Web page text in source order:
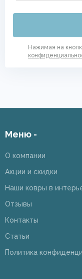
Нажимая на
Меню -
О компании
Акции и скидки
Наши ковры в
Отзывы
Контакты
Статьи
Политика